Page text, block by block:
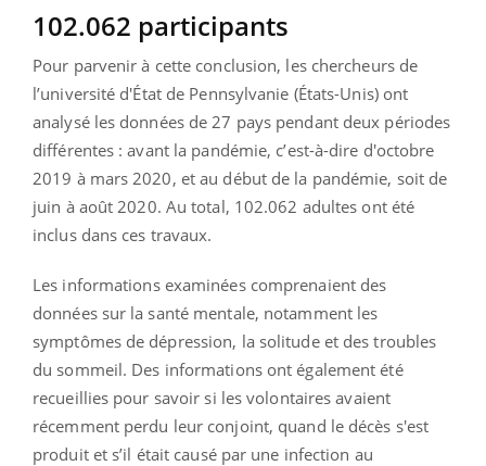
102.062 participants
Pour parvenir à cette conclusion, les chercheurs de
l’université d'État de Pennsylvanie (États-Unis) ont
analysé les données de 27 pays pendant deux périodes
différentes : avant la pandémie, c’est-à-dire d'octobre
2019 à mars 2020, et au début de la pandémie, soit de
juin à août 2020. Au total, 102.062 adultes ont été
inclus dans ces travaux.
Les informations examinées comprenaient des
données sur la santé mentale, notamment les
symptômes de dépression, la solitude et des troubles
du sommeil. Des informations ont également été
recueillies pour savoir si les volontaires avaient
récemment perdu leur conjoint, quand le décès s'est
produit et s’il était causé par une infection au